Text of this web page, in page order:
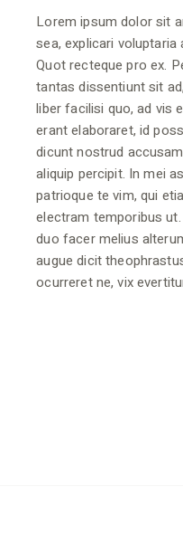
Lorem ipsum dolor sit
sea, explicari voluptaria
Quot recteque pro ex.
tantas dissentiunt sit
liber facilisi quo, ad vis
erant elaboraret, id
dicunt nostrud
aliquip percipit. In mei
patrioque te vim, qui
electram temporibus
duo facer melius
augue dicit
ocurreret ne, vix